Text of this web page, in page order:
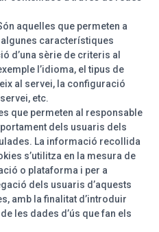
aquelles que permeten a
algunes característiques
d’una sèrie de criteris al
l’idioma, el tipus de
al servei, la configuració
etc.
que permeten al responsable
dels usuaris dels
La informació recollida
s’utilitza en la mesura de
o plataforma i per a
dels usuaris d’aquests
amb la finalitat d’introduir
les dades d’ús que fan els